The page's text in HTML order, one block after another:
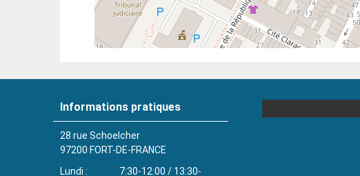
Informations pratiques
28 rue Schoelcher
97200 FORT-DE-FRANCE
Lundi
7:30-12:00 / 13:30-